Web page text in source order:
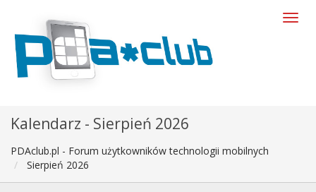
Kalendarz - Sierpień 2026
PDAclub.pl - Forum użytkowników technologii mobilnych
Sierpień 2026